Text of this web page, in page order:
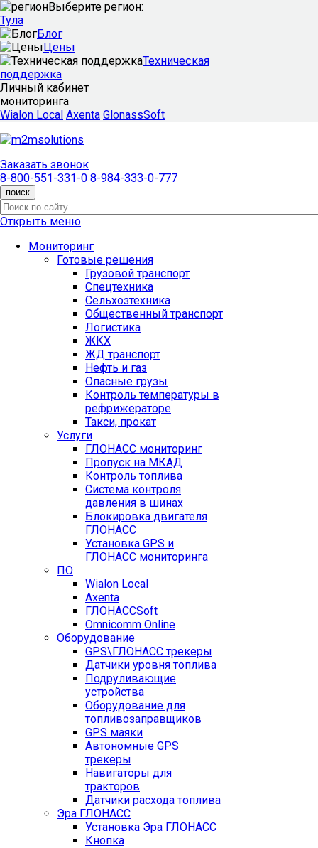
Выберите регион:
Тула
Блог
Цены
Техническая
поддержка
Личный кабинет
мониторинга
Wialon Local Axenta GlonassSoft
Заказать звонок
8-800-551-331-0 8-984-333-0-777
поиск
Открыть меню
Мониторинг
Готовые решения
Грузовой транспорт
Спецтехника
Сельхозтехника
Общественный транспорт
Логистика
ЖКХ
ЖД транспорт
Нефть и газ
Опасные грузы
Контроль температуры в
рефрижераторе
Такси, прокат
Услуги
ГЛОНАСС мониторинг
Пропуск на МКАД
Контроль топлива
Система контроля
давления в шинах
Блокировка двигателя
ГЛОНАСС
Установка GPS и
ГЛОНАСС мониторинга
ПО
Wialon Local
Axenta
ГЛОНАССSoft
Оmnicomm Оnline
Оборудование
GPS\ГЛОНАСС трекеры
Датчики уровня топлива
Подруливающие
устройства
Оборудование для
топливозаправщиков
GPS маяки
Автономные GPS
трекеры
Навигаторы для
тракторов
Датчики расхода топлива
Эра ГЛОНАСС
Установка Эра ГЛОНАСС
Кнопка